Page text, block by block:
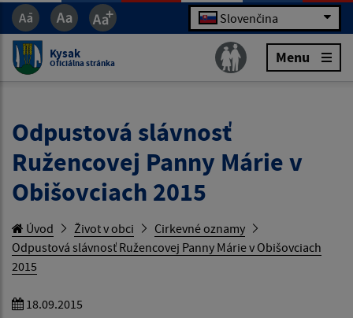
Slovenčina
Kysak
Oficiálna stránka Menu
Odpustová slávnosť
Ružencovej Panny Márie v
Obišovciach 2015
Úvod Život v obci
Cirkevné oznamy
Odpustová slávnosť Ružencovej Panny Márie v Obišovciach
2015
18.09.2015